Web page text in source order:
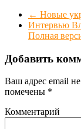
← Новые
Интервью
Полная
Добавить
Ваш адрес email
помечены *
Комментарий